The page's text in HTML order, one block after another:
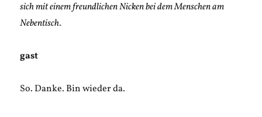
sich mit einem freundlichen Nicken bei dem Menschen am
Nebentisch.
gast
So. Danke. Bin wieder da.